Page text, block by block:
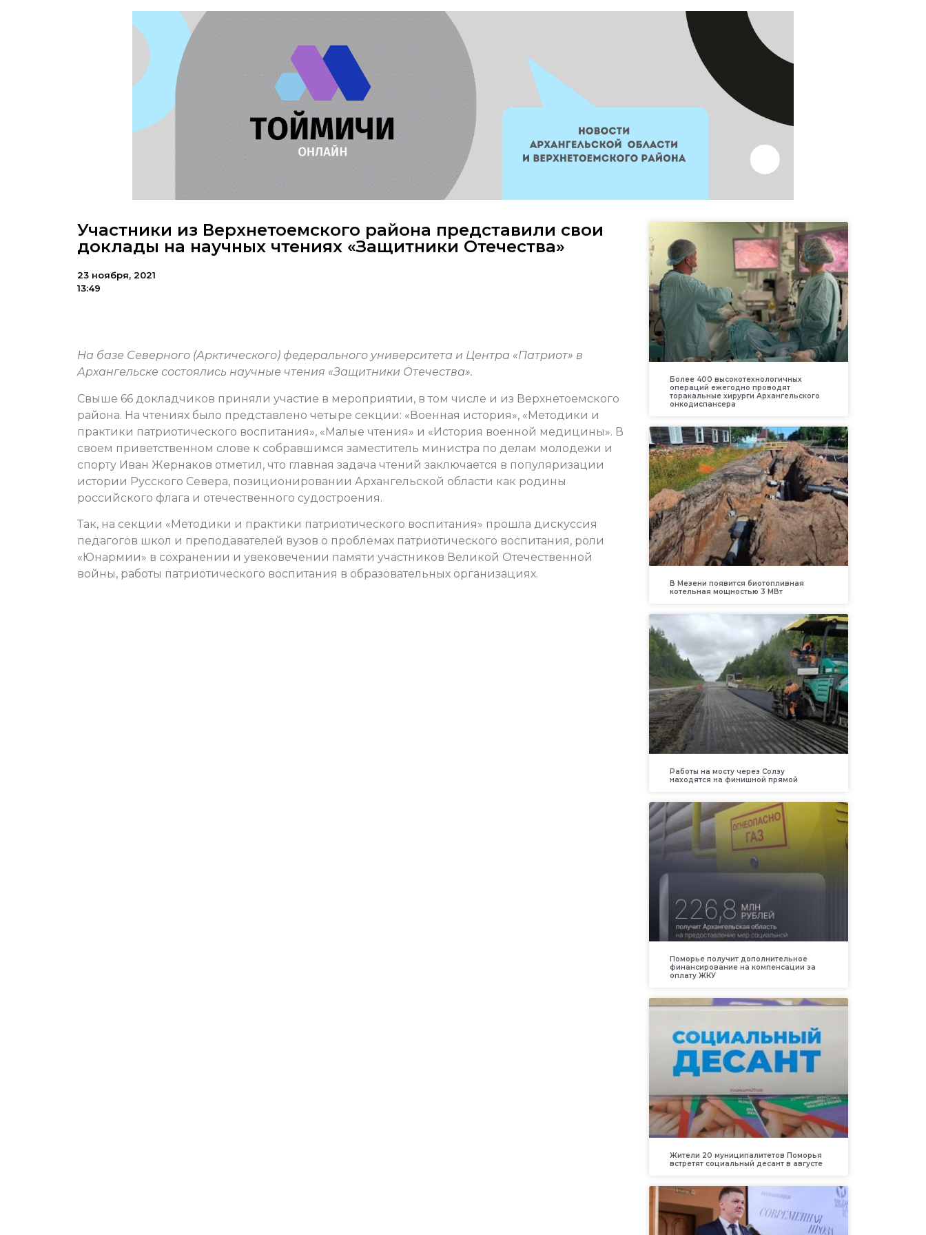
Участники из Верхнетоемского района представили свои
доклады на научных чтениях «Защитники Отечества»
23 ноября, 2021
13:49
На базе Северного (Арктического) федерального университета и Центра «Патриот» в
Архангельске состоялись научные чтения «Защитники Отечества».
Свыше 66 докладчиков приняли участие в мероприятии, в том числе и из Верхнетоемского
района. На чтениях было представлено четыре секции: «Военная история», «Методики и
практики патриотического воспитания», «Малые чтения» и «История военной медицины». В
своем приветственном слове к собравшимся заместитель министра по делам молодежи и
спорту Иван Жернаков отметил, что главная задача чтений заключается в популяризации
истории Русского Севера, позиционировании Архангельской области как родины
российского флага и отечественного судостроения.
Так, на секции «Методики и практики патриотического воспитания» прошла дискуссия
педагогов школ и преподавателей вузов о проблемах патриотического воспитания, роли
«Юнармии» в сохранении и увековечении памяти участников Великой Отечественной
войны, работы патриотического воспитания в образовательных организациях.
Более 400 высокотехнологичных
операций ежегодно проводят
торакальные хирурги Архангельского
онкодиспансера
В Мезени появится биотопливная
котельная мощностью 3 МВт
Работы на мосту через Солзу
находятся на финишной прямой
Поморье получит дополнительное
финансирование на компенсации за
оплату ЖКУ
Жители 20 муниципалитетов Поморья
встретят социальный десант в августе